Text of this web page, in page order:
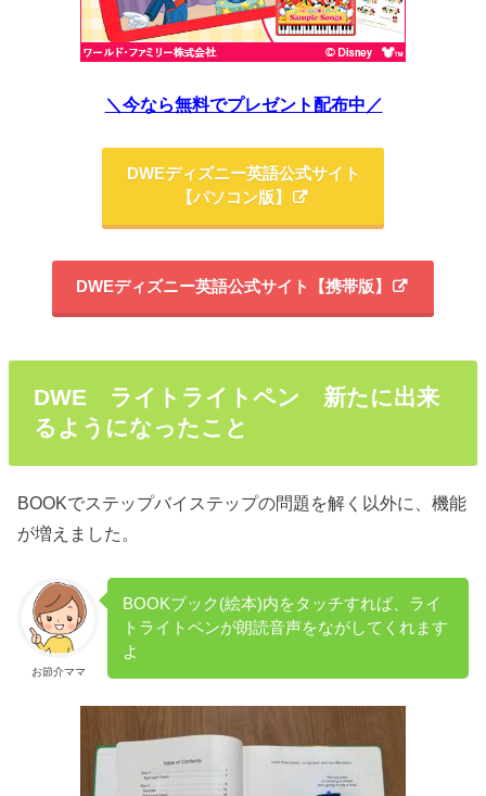
＼今なら無料でプレゼント配布中／
DWEディズニー英語公式サイト
【パソコン版】
DWEディズニー英語公式サイト【携帯版】
DWE ライトライトペン 新たに出来
るようになったこと
BOOKでステップバイステップの問題を解く以外に、機能
が増えました。
お節介ママ
BOOKブック(絵本)内をタッチすれば、ライ
トライトペンが朗読音声をながしてくれます
よ